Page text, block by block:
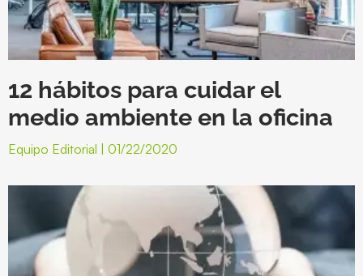
12 hábitos para cuidar el
medio ambiente en la oficina
Equipo Editorial 01/22/2020